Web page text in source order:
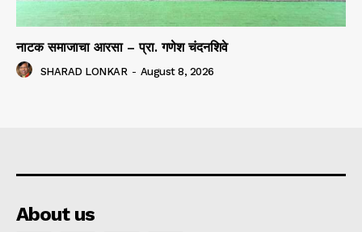
नाटक समाजाचा आरसा – प्रा. गणेश चंदनशिवे
SHARAD LONKAR - August 8, 2026
About us